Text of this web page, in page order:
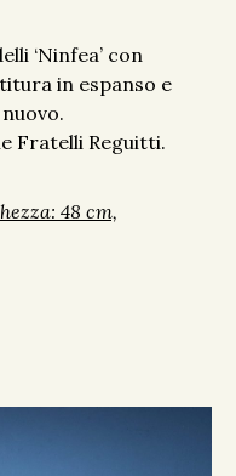
‘Ninfea’ con
in espanso e
Fratelli Reguitti.
48 cm,